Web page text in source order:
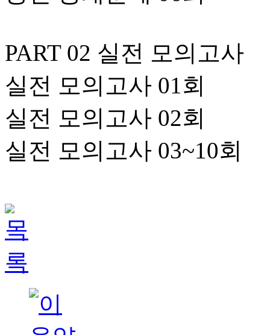
PART 02 실전 모의고사
실전 모의고사 01회
실전 모의고사 02회
실전 모의고사 03~10회